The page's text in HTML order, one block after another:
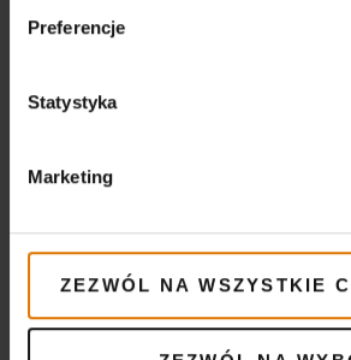
Preferencje
Statystyka
Marketing
ZEZWÓL NA WSZYSTKIE